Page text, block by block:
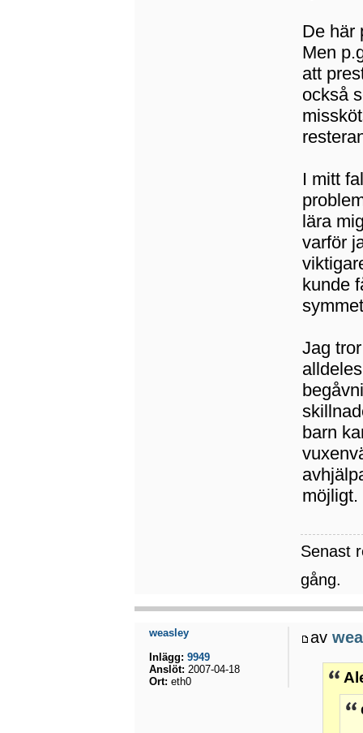
De här
Men
att
också
I mitt
lära
varför
kunde
Jag
barn
möjligt.
Senast
gång.
av
weasley
Inlägg: 9949
Anslöt: 2007-04-18
Ort: eth0